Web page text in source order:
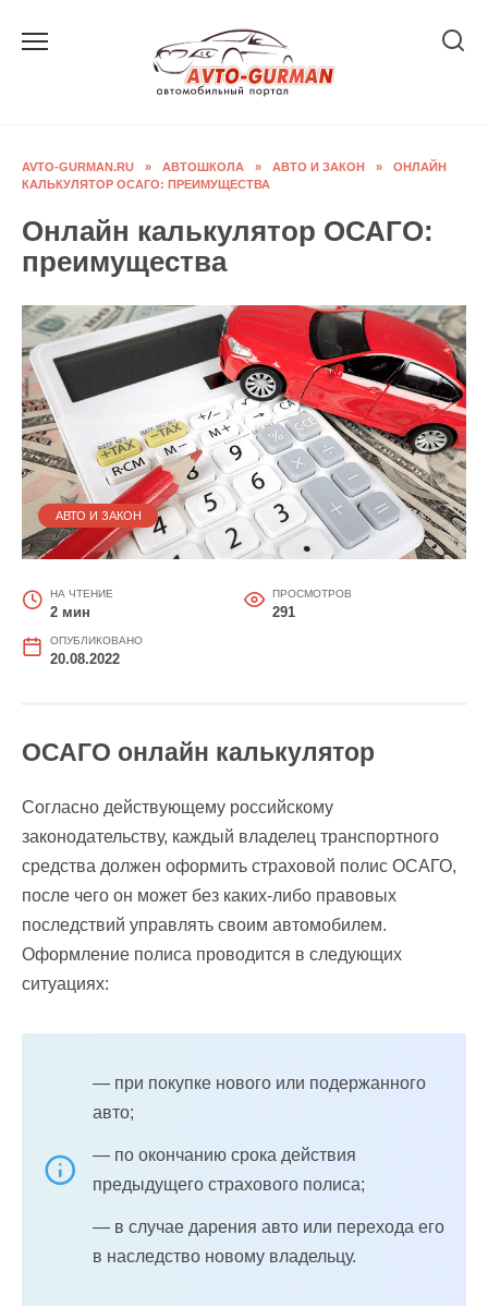
AVTO-GURMAN.RU » АВТОШКОЛА » АВТО И ЗАКОН »
ОНЛАЙН
КАЛЬКУЛЯТОР ОСАГО: ПРЕИМУЩЕСТВА
Онлайн калькулятор ОСАГО:
преимущества
АВТО И ЗАКОН
НА ЧТЕНИЕ
2 мин
ПРОСМОТРОВ
291
ОПУБЛИКОВАНО
20.08.2022
ОСАГО онлайн калькулятор
Согласно действующему российскому
законодательству, каждый владелец транспортного
средства должен оформить страховой полис ОСАГО,
после чего он может без каких-либо правовых
последствий управлять своим автомобилем.
Оформление полиса проводится в следующих
ситуациях:
— при покупке нового или подержанного
авто;
— по окончанию срока действия
предыдущего страхового полиса;
— в случае дарения авто или перехода его
в наследство новому владельцу.